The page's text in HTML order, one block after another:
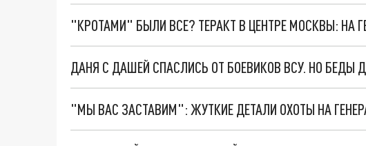
"КРОТАМИ" БЫЛИ ВСЕ? ТЕРАКТ В ЦЕНТРЕ МОСКВЫ: НА
ДАНЯ С ДАШЕЙ СПАСЛИСЬ ОТ БОЕВИКОВ ВСУ. НО БЕДЫ